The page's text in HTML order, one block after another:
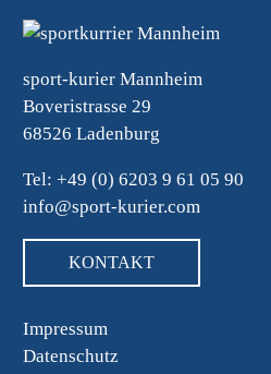
sport-kurier Mannheim
Boveristrasse 29
68526 Ladenburg
Tel: +49 (0) 6203 9 61 05 90
info@sport-kurier.com
KONTAKT
Impressum
Datenschutz